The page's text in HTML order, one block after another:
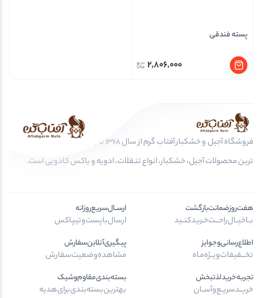
پسته فندقی
2,806,000
فروشگاه آجیل و خشکبار آفتاب گرم از سال 1368 تا به امروز، عرضه کننده مرغوب
ترین محصولات آجیل، خشکبار، انواع تنقلات، ادویه و باکس کادویی است.
هفت‌روز‌ضمانت‌بازگشت
بــا‌خیــال‌راحـــت‌خـرید‌کنــید
ارســال‌سریع‌روزانه
ارسال‌با‌پست‌و‌تیپاکس
اطلاع‌رسانی‌و‌جوایز
تخـــفیفات‌ویــژه‌مـاه
پیگیری‌آنلاین‌سفارش
مشاهده‌وضعیت‌سفارش
تجربه‌خرید‌لذتبخش
خریــد‌سریـع‌و‌آســان
بسته‌بندی‌مقاوم‌وشیک
بهترین‌بسته‌بندی‌برای‌هدیه